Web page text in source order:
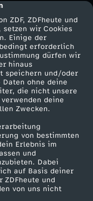
ZDF, ZDFheute und
setzen wir Cookies
Einige der
erforderlich
dürfen wir
hinaus
speichern und/oder
ohne deine
die nicht unsere
deine
Zwecken.
von bestimmten
Erlebnis im
und
Dabei
auf Basis deiner
ZDFheute und
von uns nicht
zum ZDF